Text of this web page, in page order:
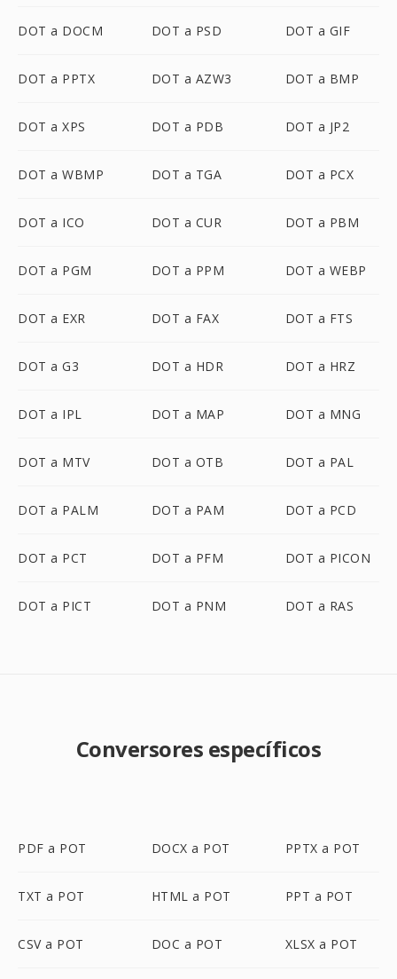
DOT a DOCM DOT a PSD DOT a GIF
DOT a PPTX DOT a AZW3 DOT a BMP
DOT a XPS DOT a PDB DOT a JP2
DOT a WBMP DOT a TGA DOT a PCX
DOT a ICO DOT a CUR DOT a PBM
DOT a PGM DOT a PPM DOT a WEBP
DOT a EXR DOT a FAX DOT a FTS
DOT a G3 DOT a HDR DOT a HRZ
DOT a IPL DOT a MAP DOT a MNG
DOT a MTV DOT a OTB DOT a PAL
DOT a PALM DOT a PAM DOT a PCD
DOT a PCT DOT a PFM DOT a PICON
DOT a PICT DOT a PNM DOT a RAS
Conversores específicos
PDF a POT DOCX a POT PPTX a POT
TXT a POT HTML a POT PPT a POT
CSV a POT DOC a POT XLSX a POT